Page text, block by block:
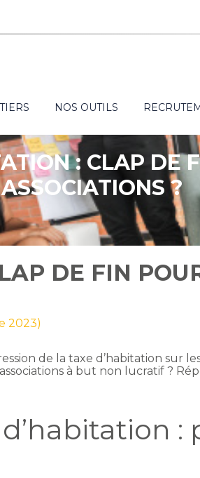
NOS OUTILS
: CLAP DE
ASSOCIATIONS ?
DE FIN
2023)
de la taxe d’habitation sur
à but non lucratif ?
: